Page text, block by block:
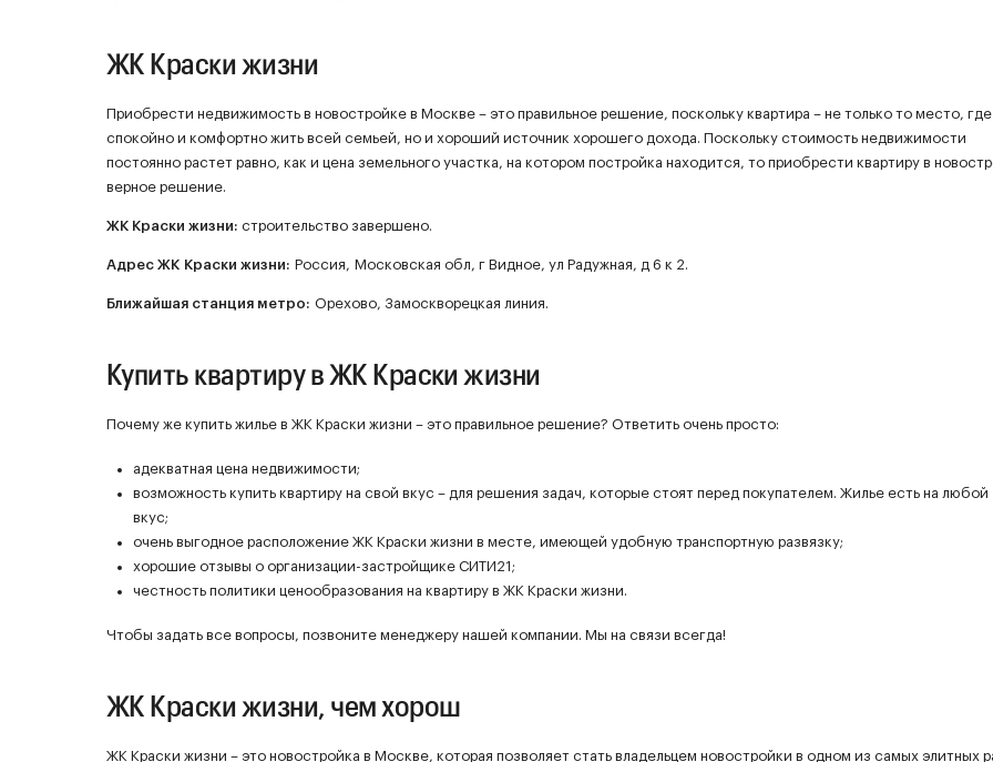
ЖК Краски жизни
Приобрести недвижимость в новостройке в Москве – это правильное решение, поскольку квартира – не только то место,
спокойно и комфортно жить всей семьей, но и хороший источник хорошего дохода. Поскольку стоимость недвижимости
постоянно растет равно, как и цена земельного участка, на котором постройка находится, то приобрести квартиру в
верное решение.
ЖК Краски жизни: строительство завершено.
Адрес ЖК Краски жизни: Россия, Московская обл, г Видное, ул Радужная, д 6 к 2.
Ближайшая станция метро: Орехово, Замоскворецкая линия.
Купить квартиру в ЖК Краски жизни
Почему же купить жилье в ЖК Краски жизни – это правильное решение? Ответить очень просто:
адекватная цена недвижимости;
возможность купить квартиру на свой вкус – для решения задач, которые стоят перед покупателем. Жилье есть на любой
вкус;
очень выгодное расположение ЖК Краски жизни в месте, имеющей удобную транспортную развязку;
хорошие отзывы о организации-застройщике СИТИ21;
честность политики ценообразования на квартиру в ЖК Краски жизни.
Чтобы задать все вопросы, позвоните менеджеру нашей компании. Мы на связи всегда!
ЖК Краски жизни, чем хорош
ЖК Краски жизни – это новостройка в Москве, которая позволяет стать владельцем новостройки в одном из самых элитных